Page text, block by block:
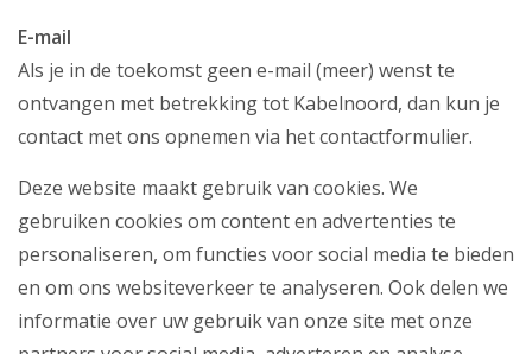
E-mail
Als je in de toekomst geen e-mail (meer) wenst te
ontvangen met betrekking tot Kabelnoord, dan kun je
contact met ons opnemen via het contactformulier.
Deze website maakt gebruik van cookies. We
gebruiken cookies om content en advertenties te
personaliseren, om functies voor social media te bieden
en om ons websiteverkeer te analyseren. Ook delen we
informatie over uw gebruik van onze site met onze